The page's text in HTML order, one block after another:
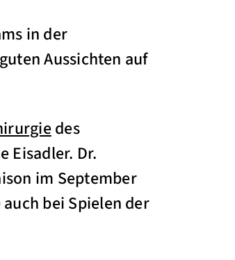
in der
Aussichten auf
des
Eisadler. Dr.
im September
bei Spielen der